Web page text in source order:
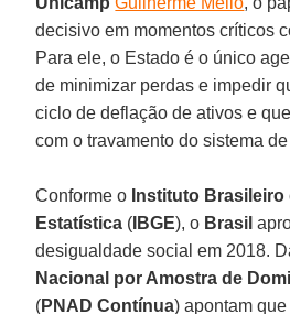
decisivo em momentos críticos
Para ele, o Estado é o único
de minimizar perdas e impedir
ciclo de deflação de ativos e
com o travamento do sistema
Conforme o Instituto Brasileiro
Estatística ( IBGE), o Brasil
desigualdade social em 2018.
Nacional por Amostra de
(PNAD Contínua) apontam